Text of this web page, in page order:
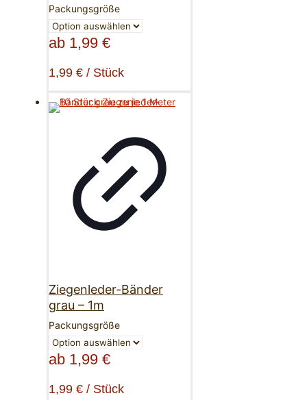
Packungsgröße
ab 1,99 €
1,99 € / Stück
Ziegenleder-Bänder
grau – 1m
Packungsgröße
ab 1,99 €
1,99 € / Stück